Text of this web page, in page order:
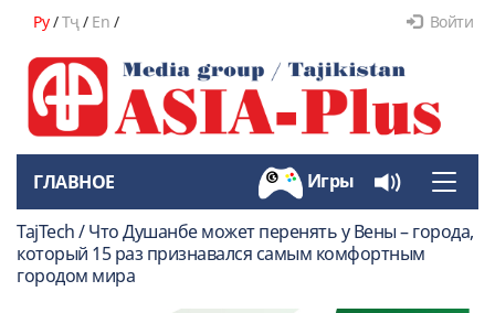
Ру/Тҷ/ En / Войти
Toggle
ГЛАВНОЕ Игры
TajTech / Что Душанбе может перенять у Вены – города,
который 15 раз признавался самым комфортным
городом мира